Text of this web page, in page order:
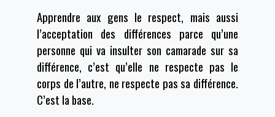
Apprendre aux gens le respect, mais aussi
l’acceptation des différences parce qu’une
personne qui va insulter son camarade sur sa
différence, c’est qu’elle ne respecte pas le
corps de l’autre, ne respecte pas sa différence.
C’est la base.